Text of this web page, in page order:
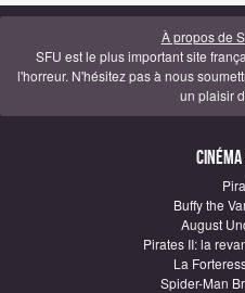
À propos de
SFU est le plus important site
l'horreur. N'hésitez pas à nous
un plaisir
Buffy the
August
Pirates II: la
La
Spider-Man